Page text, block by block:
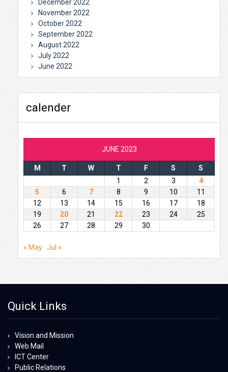
December 2022
November 2022
October 2022
September 2022
August 2022
July 2022
June 2022
calender
JUNE 2023
M T W T F S
S
1
2 3
4
5
6 7 8 9 10
11
12
13 14 15 16 17
18
19
20 21 22 23 24
25
26
27 28 29 30
« May Jul »
Quick Links
Vision and Mission
Web Mail
ICT Center
Public Relations